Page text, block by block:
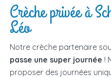
Crèche privée à
Léo
Notre crèche partenaire
passe une super journée !
proposer des journées